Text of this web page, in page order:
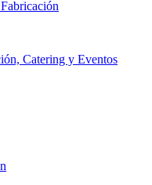
Catering y Eventos